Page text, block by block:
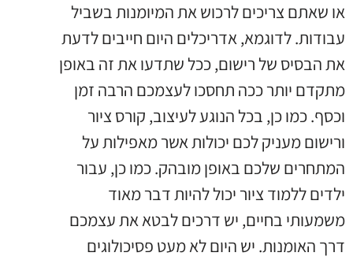
או שאתם צריכים לרכוש את המיומנות בשביל
עבודות. לדוגמא, אדריכלים היום חייבים לדעת
את הבסיס של רישום, ככל שתדעו את זה באופן
מתקדם יותר ככה תחסכו לעצמכם הרבה זמן
וכסף. כמו כן, בכל הנוגע לעיצוב, קורס ציור
ורישום מעניק לכם יכולות אשר מאפילות על
המתחרים שלכם באופן מובהק. כמו כן, עבור
ילדים ללמוד ציור יכול להיות דבר מאוד
משמעותי בחיים, יש דרכים לבטא את עצמכם
דרך האומנות. יש היום לא מעט פסיכולוגים